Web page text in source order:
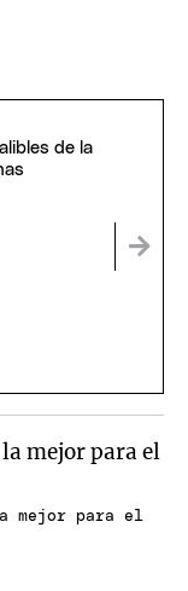
de la
mejor para el